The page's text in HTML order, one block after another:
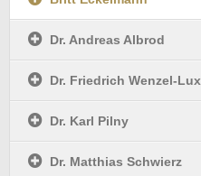
Dr. Andreas Albrod
Dr. Friedrich Wenzel-Lux
Dr. Karl Pilny
Dr. Matthias Schwierz